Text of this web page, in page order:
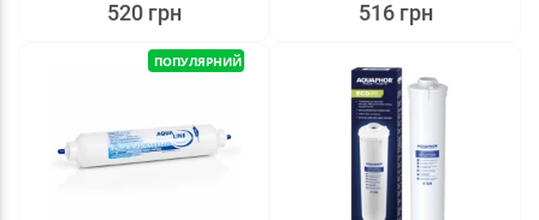
520 грн 516 грн
ПОПУЛЯРНИЙ